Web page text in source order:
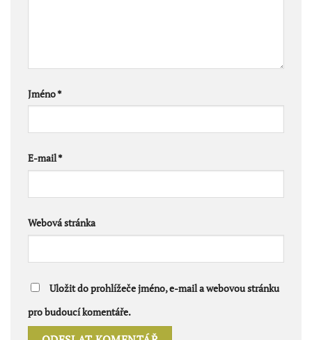
Jméno*
E-mail*
Webová stránka
Uložit do prohlížeče jméno, e-mail a webovou stránku
pro budoucí komentáře.